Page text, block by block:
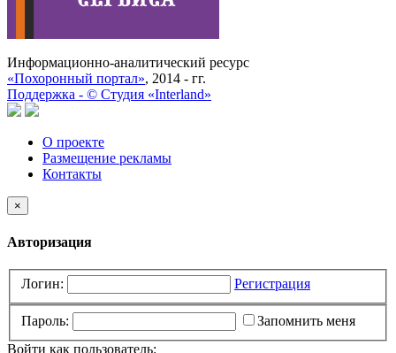
Информационно-аналитический ресурс
«Похоронный портал», 2014 - гг.
Поддержка - © Cтудия «Interland»
О проекте
Размещение рекламы
Контакты
×
Авторизация
Логин: Регистрация
Пароль:
Запомнить меня
Войти как пользователь: